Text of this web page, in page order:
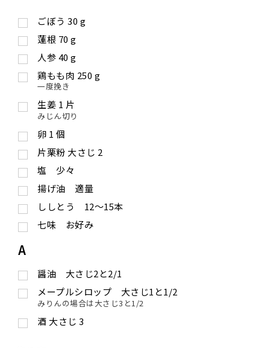
ごぼう 30 g
蓮根 70 g
人参40 g
鶏もも肉 250 g
一度挽き
生姜 1 片
みじん切り
卵 1 個
片栗粉 大さじ 2
塩 少々
揚げ油 適量
ししとう 12〜15本
七味 お好み
A
醤油 大さじ2と2/1
メープルシロップ 大さじ1と1/2
みりんの場合は大さじ3と1/2
酒 大さじ 3